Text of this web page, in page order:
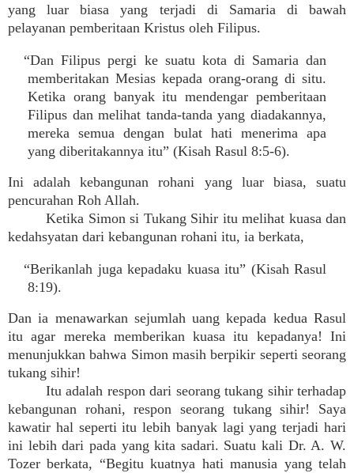
yang luar biasa yang terjadi di Samaria di bawah
pelayanan pemberitaan Kristus oleh Filipus.
“Dan Filipus pergi ke suatu kota di Samaria dan
memberitakan Mesias kepada orang-orang di situ.
Ketika orang banyak itu mendengar pemberitaan
Filipus dan melihat tanda-tanda yang diadakannya,
mereka semua dengan bulat hati menerima apa
yang diberitakannya itu” (Kisah Rasul 8:5-6).
Ini adalah kebangunan rohani yang luar biasa, suatu
pencurahan Roh Allah.
Ketika Simon si Tukang Sihir itu melihat kuasa dan
kedahsyatan dari kebangunan rohani itu, ia berkata,
“Berikanlah juga kepadaku kuasa itu” (Kisah Rasul
8:19).
Dan ia menawarkan sejumlah uang kepada kedua Rasul
itu agar mereka memberikan kuasa itu kepadanya! Ini
menunjukkan bahwa Simon masih berpikir seperti seorang
tukang sihir!
Itu adalah respon dari seorang tukang sihir terhadap
kebangunan rohani, respon seorang tukang sihir! Saya
kawatir hal seperti itu lebih banyak lagi yang terjadi hari
ini lebih dari pada yang kita sadari. Suatu kali Dr. A. W.
Tozer berkata, “Begitu kuatnya hati manusia yang telah